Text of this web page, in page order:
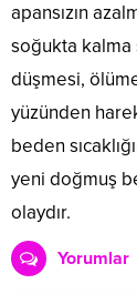
apansızın
soğukta kalma
düşmesi,
yüzünden
beden
yeni doğmuş
olaydır.
Yorumlar